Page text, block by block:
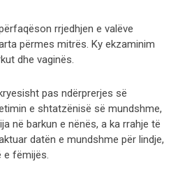
rrjedhjen e valëve
përmes mitrës. Ky ekzaminim
dhe vaginës.
pas ndërprerjes së
e shtatzënisë së mundshme,
në barkun e nënës, a ka rrahje të
datën e mundshme për lindje,
e fëmijës.